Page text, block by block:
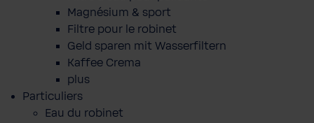
Magnésium & sport
Filtre pour le robinet
Geld sparen mit Wasserfiltern
Kaffee Crema
plus
Particuliers
Eau du robinet